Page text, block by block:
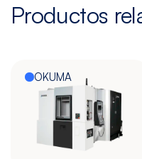
Productos
OKUMA